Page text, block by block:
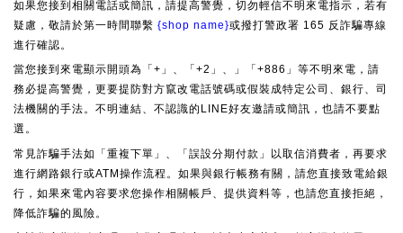
如果您接到相關電話或簡訊，請提高警覺，切勿輕信不明來電指示，若有
疑慮，敬請於第一時間聯繫 {shop name}或撥打警政署 165 反詐騙專線
進行確認。
當您接到來電顯示開頭為「+」、「+2」、」「+886」等不明來電，請
務必提高警覺，更要提防對方竄改電話號碼或假裝成特定公司、銀行、司
法機關的手法。不明連結、不認識的LINE好友邀請或簡訊，也請不要點
選。
常見詐騙手法如「重複下單」、「誤設分期付款」以取信消費者，再要求
進行網路銀行或ATM操作流程。如果與銀行帳務有關，請您直接致電給銀
行，如果來電內容要求您操作相關帳戶、提供資料等，也請您直接拒絕，
降低詐騙的風險。